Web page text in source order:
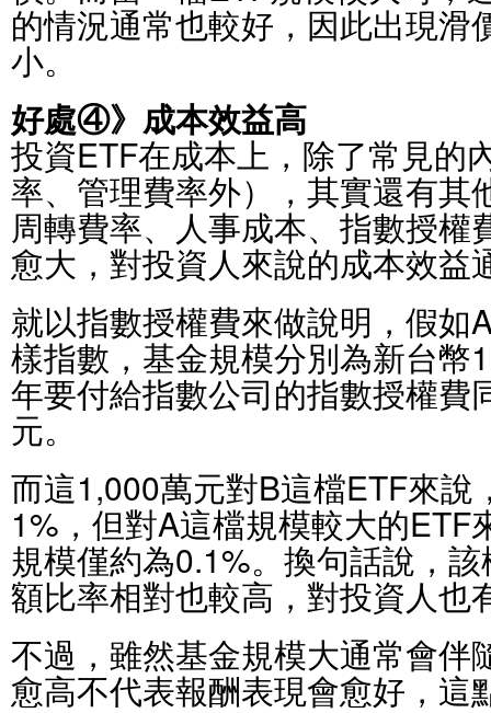
的情況通常也較好，因此出現滑
小。
好處④》成本效益高
投資ETF在成本上，除了常見的
率、管理費率外），其實還有其
周轉費率、人事成本、指數授權
愈大，對投資人來說的成本效益
就以指數授權費來做說明，假如
樣指數，基金規模分別為新台幣
年要付給指數公司的指數授權費
元。
而這1,000萬元對B這檔ETF來說
1%，但對A這檔規模較大的ETF
規模僅約為0.1%。換句話說，
額比率相對也較高，對投資人也
不過，雖然基金規模大通常會伴
愈高不代表報酬表現會愈好，這